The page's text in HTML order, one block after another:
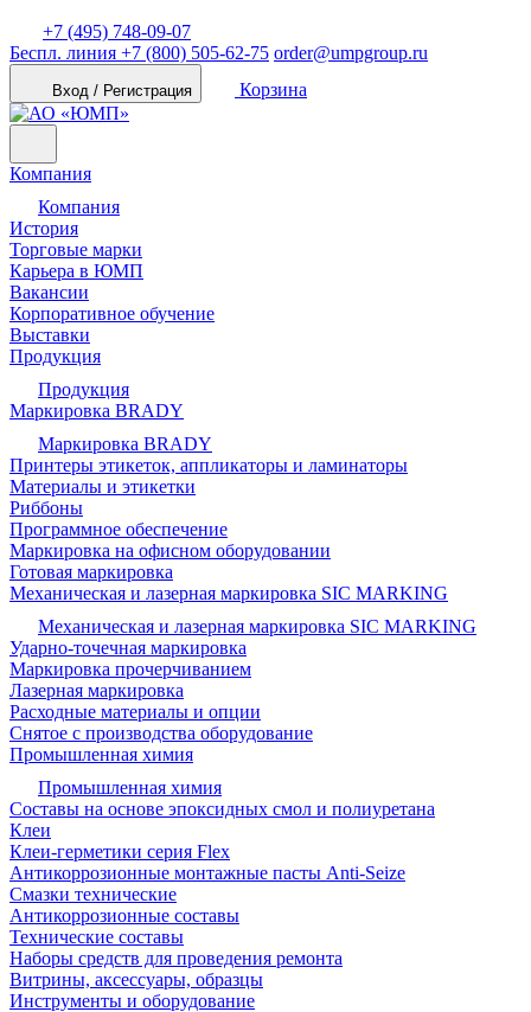
+7 (495) 748-09-07
Беспл. линия +7 (800) 505-62-75 order@umpgroup.ru
Вход / Регистрация Корзина
Компания
Компания
История
Торговые марки
Карьера в ЮМП
Вакансии
Корпоративное обучение
Выставки
Продукция
Продукция
Маркировка BRADY
Маркировка BRADY
Принтеры этикеток, аппликаторы и ламинаторы
Материалы и этикетки
Риббоны
Программное обеспечение
Маркировка на офисном оборудовании
Готовая маркировка
Механическая и лазерная маркировка SIC MARKING
Механическая и лазерная маркировка SIC MARKING
Ударно-точечная маркировка
Маркировка прочерчиванием
Лазерная маркировка
Расходные материалы и опции
Снятое с производства оборудование
Промышленная химия
Промышленная химия
Составы на основе эпоксидных смол и полиуретана
Клеи
Клеи-герметики серия Flex
Антикоррозионные монтажные пасты Anti-Seize
Смазки технические
Антикоррозионные составы
Технические составы
Наборы средств для проведения ремонта
Витрины, аксессуары, образцы
Инструменты и оборудование